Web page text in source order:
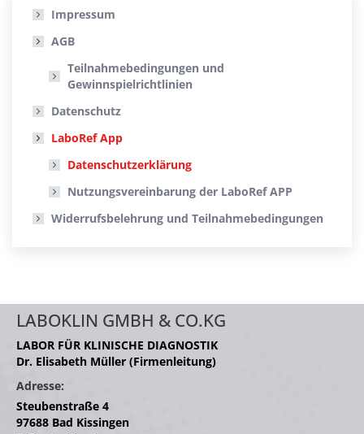
Impressum
AGB
Teilnahmebedingungen und
Gewinnspielrichtlinien
Datenschutz
LaboRef App
Datenschutzerklärung
Nutzungsvereinbarung der LaboRef APP
Widerrufsbelehrung und Teilnahmebedingungen
LABOKLIN GMBH & CO.KG
LABOR FÜR KLINISCHE DIAGNOSTIK
Dr. Elisabeth Müller (Firmenleitung)
Adresse:
Steubenstraße 4
97688 Bad Kissingen